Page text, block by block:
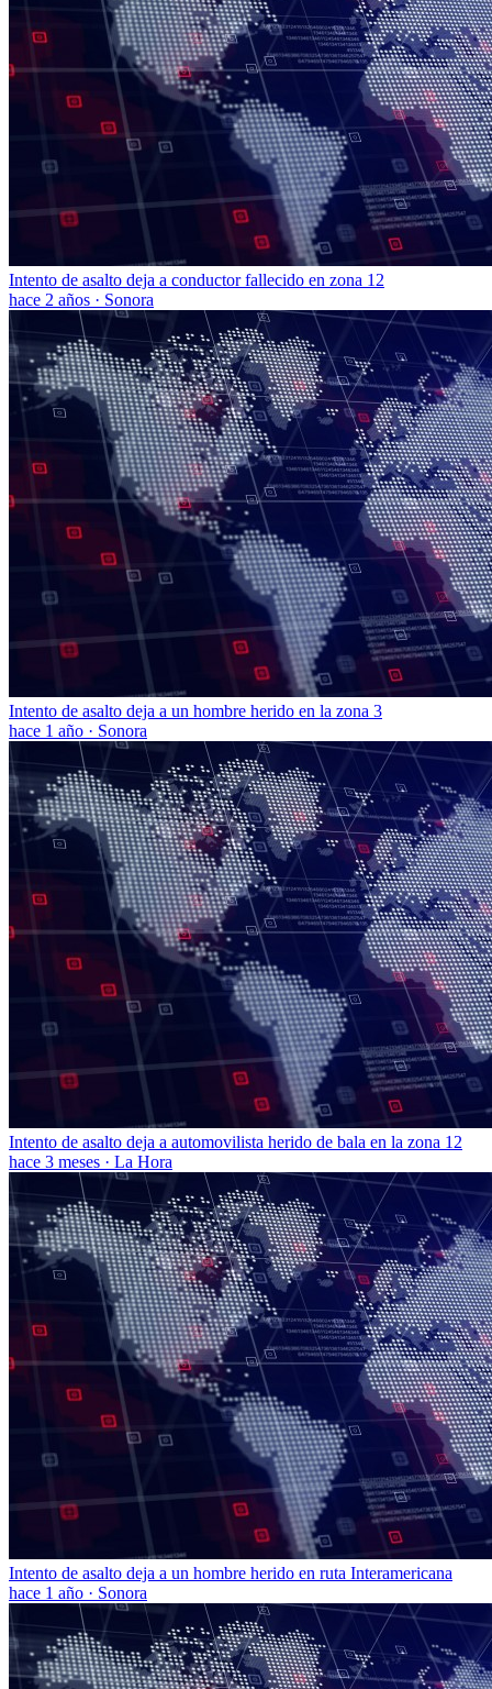
Intento de asalto deja a conductor fallecido en zona 12
hace 2 años · Sonora
Intento de asalto deja a un hombre herido en la zona 3
hace 1 año · Sonora
Intento de asalto deja a automovilista herido de bala en la zona 12
hace 3 meses · La Hora
Intento de asalto deja a un hombre herido en ruta Interamericana
hace 1 año · Sonora